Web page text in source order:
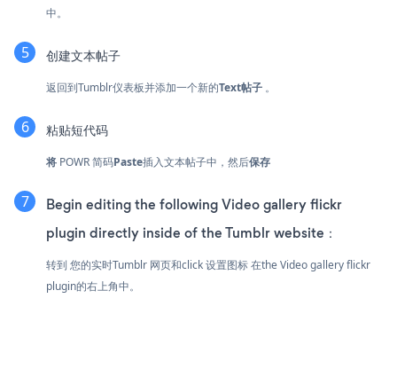
中。
创建文本帖子
返回到Tumblr仪表板并添加一个新的Text帖子 。
粘贴短代码
将 POWR简码Paste插入文本帖子中，然后保存
Begin editing the following Video gallery flickr
plugin directly inside of the Tumblr website：
转到 您的实时Tumblr 网页和click 设置图标在the Video gallery flickr
plugin的右上角中。